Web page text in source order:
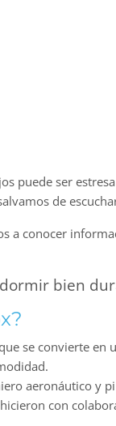
puede ser
de
a conocer
bien
se convierte
aeronáutico y
con